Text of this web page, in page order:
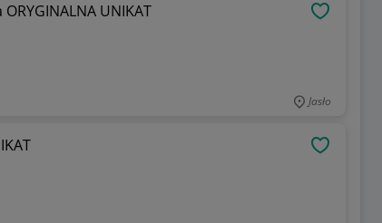
UNIKAT
Jasło